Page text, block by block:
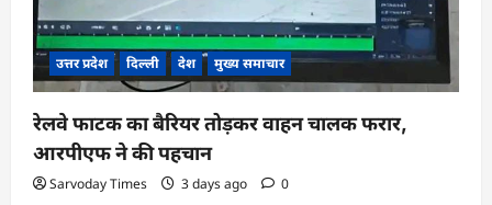
उत्तर प्रदेश दिल्ली देश मुख्य समाचार
रेलवे फाटक का बैरियर तोड़कर वाहन चालक फरार,
आरपीएफ ने की पहचान
Sarvoday Times 3 days ago 0